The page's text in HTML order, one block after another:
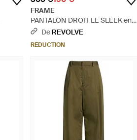
FRAME
PANTALON DROIT LE SLEEK en
Grey - Gris
De REVOLVE
RÉDUCTION